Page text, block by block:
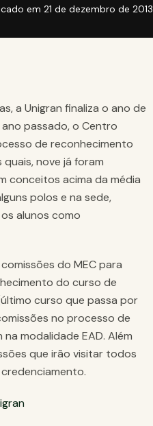
em 21 de dezembro de 2013
a Unigran finaliza o ano de
passado, o Centro
de reconhecimento
nove já foram
conceitos acima da média
polos e na sede,
alunos como
do MEC para
do curso de
curso que passa por
no processo de
modalidade EAD. Além
que irão visitar todos